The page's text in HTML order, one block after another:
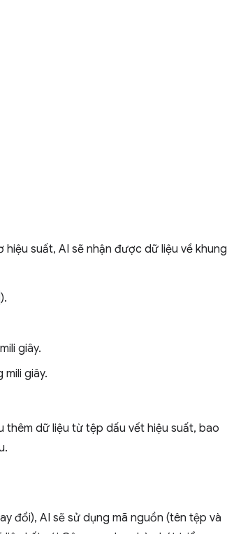
hiệu suất, AI sẽ nhận được dữ liệu về khung
).
giây.
giây.
thêm dữ liệu từ tệp dấu vết hiệu suất, bao
đổi), AI sẽ sử dụng mã nguồn (tên tệp và